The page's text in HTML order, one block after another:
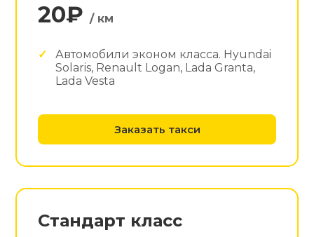
20₽/ км
Автомобили эконом класса. Hyundai
Solaris, Renault Logan, Lada Granta,
Lada Vesta
Заказать такси
Стандарт класс